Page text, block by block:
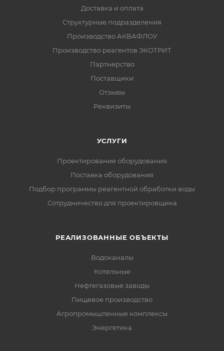
Доставка и оплата
Структурные подразделения
Производство АКВАФЛОУ
Производство реагентов ЭКОТРИТ
Партнерство
Поставщики
Отзывы
Реквизиты
УСЛУГИ
Проектирование оборудования
Поставка оборудования
Подбор программы реагентной обработки воды
Сотрудничество для проектировщика
РЕАЛИЗОВАННЫЕ ОБЪЕКТЫ
Водоканалы
Котельные
Нефтегазовые заводы
Пищевое производство
Агропромышленные комплексы
Энергетика